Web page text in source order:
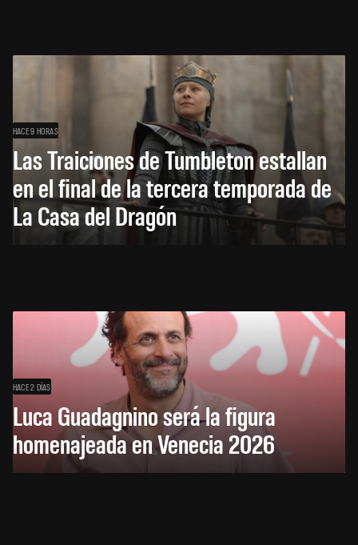
HACE 9 HORAS
Las Traiciones de Tumbleton estallan
en el final de la tercera temporada de
La Casa del Dragón
HACE 2 DÍAS
Luca Guadagnino será la figura
homenajeada en Venecia 2026